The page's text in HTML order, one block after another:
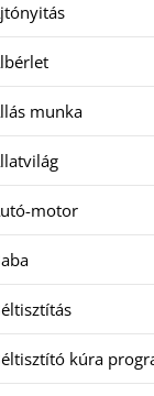
munka
motor
kúra